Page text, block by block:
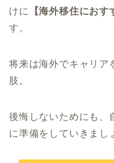
けに
【海外移住におす
す。
将来は海外でキャリア
肢。
後悔しないためにも、
に準備をしていきまし